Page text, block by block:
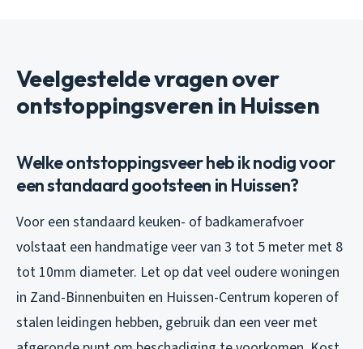
Veelgestelde vragen over
ontstoppingsveren in Huissen
Welke ontstoppingsveer heb ik nodig voor
een standaard gootsteen in Huissen?
Voor een standaard keuken- of badkamerafvoer
volstaat een handmatige veer van 3 tot 5 meter met 8
tot 10mm diameter. Let op dat veel oudere woningen
in Zand-Binnenbuiten en Huissen-Centrum koperen of
stalen leidingen hebben, gebruik dan een veer met